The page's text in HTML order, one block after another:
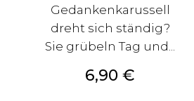
Gedankenkarussell
dreht sich ständig?
Sie grübeln Tag und...
Preis
6,90 €